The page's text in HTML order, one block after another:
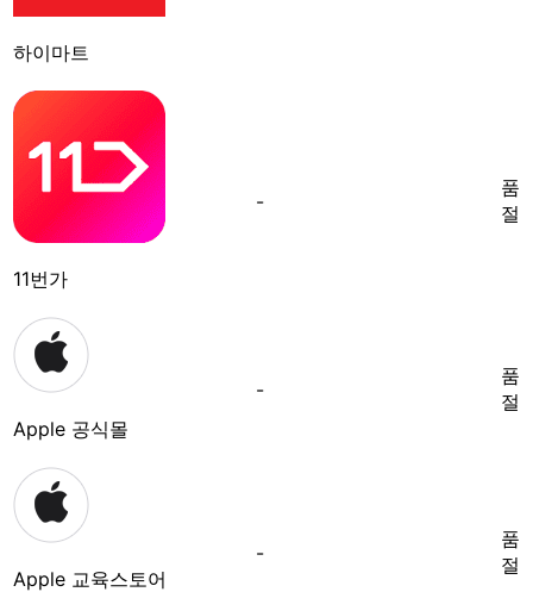
하이마트
11번가
-
품
절
Apple 공식몰
-
품
절
Apple 교육스토어
-
품
절